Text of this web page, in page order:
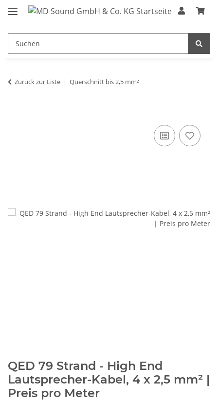
Zurück zur Liste Querschnitt bis 2,5 mm²
QED 79 Strand - High End
Lautsprecher-Kabel, 4 x 2,5 mm² |
Preis pro Meter